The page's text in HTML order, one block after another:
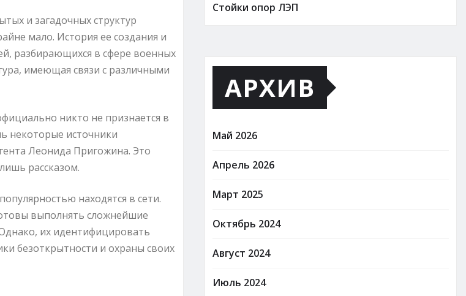
и загадочных структур
мало. История ее создания и
разбирающихся в сфере военных
имеющая связи с различными
никто не признается в
некоторые источники
Леонида Пригожина. Это
рассказом.
находятся в сети.
выполнять сложнейшие
их идентифицировать
безоткрытности и охраны своих
Стойки опор ЛЭП
АРХИВ
Май 2026
Апрель 2026
Март 2025
Октябрь 2024
Август 2024
Июль 2024